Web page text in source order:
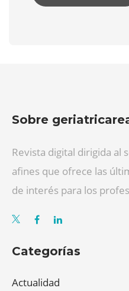
Sobre
Revista digital dirigida al
afines que ofrece las
de interés para los
Categorías
Actualidad